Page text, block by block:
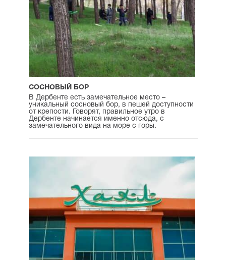
СОСНОВЫЙ БОР
В Дербенте есть замечательное место –
уникальный сосновый бор, в пешей доступности
от крепости. Говорят, правильное утро в
Дербенте начинается именно отсюда, с
замечательного вида на море с горы.